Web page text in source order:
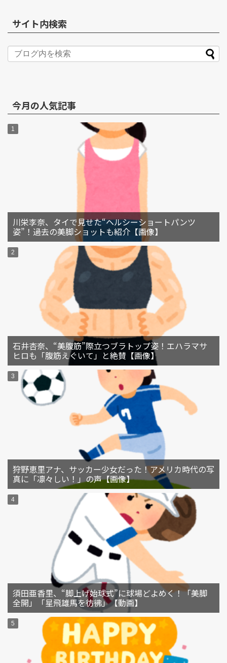
サイト内検索
今月の人気記事
川栄李奈、タイで見せた“ヘルシーショートパンツ
姿”！過去の美脚ショットも紹介【画像】
石井杏奈、“美腹筋”際立つブラトップ姿！エハラマサ
ヒロも「腹筋えぐいて」と絶賛【画像】
狩野恵里アナ、サッカー少女だった！アメリカ時代の写
真に「凛々しい！」の声【画像】
須田亜香里、“脚上げ始球式”に球場どよめく！「美脚
全開」「星飛雄馬を彷彿」【動画】